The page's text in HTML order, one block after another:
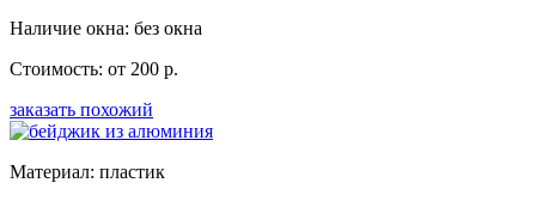
Наличие окна: без окна
Стоимость: от 200 р.
заказать похожий
Материал: пластик